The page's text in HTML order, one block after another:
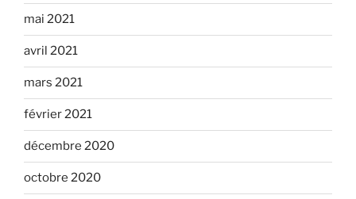
mai 2021
avril 2021
mars 2021
février 2021
décembre 2020
octobre 2020